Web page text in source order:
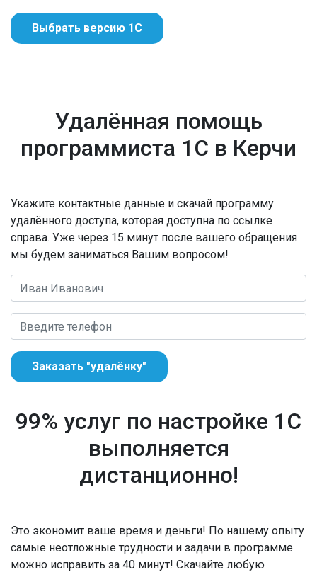
Выбрать версию 1С
Удалённая помощь
программиста 1С в Керчи
Укажите контактные данные и скачай программу
удалённого доступа, которая доступна по ссылке
справа. Уже через 15 минут после вашего обращения
мы будем заниматься Вашим вопросом!
Заказать "удалёнку"
99% услуг по настройке 1С
выполняется
дистанционно!
Это экономит ваше время и деньги! По нашему опыту
самые неотложные трудности и задачи в программе
можно исправить за 40 минут! Скачайте любую